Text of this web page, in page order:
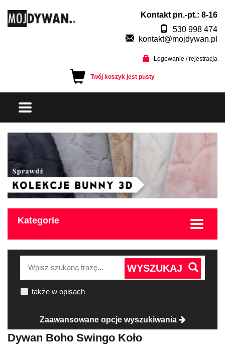
Kontakt pn.-pt.: 8-16
530 998 474
kontakt@mojdywan.pl
Logowanie / rejestracja
Twój koszyk jest pusty
Kategorie
WYSZUKAJ
także w opisach
Zaawansowane opcje wyszukiwania
Dywan Boho Swingo Koło